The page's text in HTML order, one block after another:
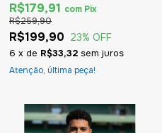
R$199,90
R$259,90
23% OFF
6 x de R$33,32 sem juros
R$179,91 com Pix
Atenção, última peça!